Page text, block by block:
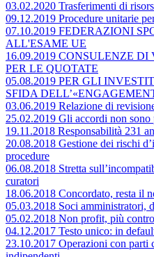
03.02.2020 Trasferimenti di
09.12.2019 Procedure unitarie
07.10.2019 FEDERAZIONI
ALL'ESAME UE
16.09.2019 CONSULENZE
PER LE QUOTATE
05.08.2019 PER GLI
SFIDA
03.06.2019 Relazione di
25.02.2019 Gli accordi non sono
19.11.2018 Responsabilità 231
20.08.2018 Gestione dei rischi
procedure
06.08.2018 Stretta
curatori
18.06.2018 Concordato, resta il
05.03.2018 Soci amministratori,
05.02.2018 Non profit, più
04.12.2017 Testo unico: in
23.10.2017 Operazioni con parti